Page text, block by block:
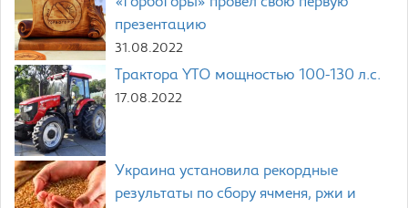
«ГорбоГоры» провел свою первую
презентацию
31.08.2022
Трактора YTO мощностью 100-130 л.с.
17.08.2022
Украина установила рекордные
результаты по сбору ячменя, ржи и